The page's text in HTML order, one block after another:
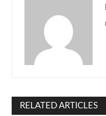
RELATED ARTICLES